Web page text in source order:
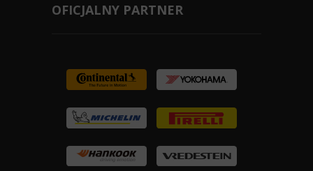
OFICJALNY PARTNER